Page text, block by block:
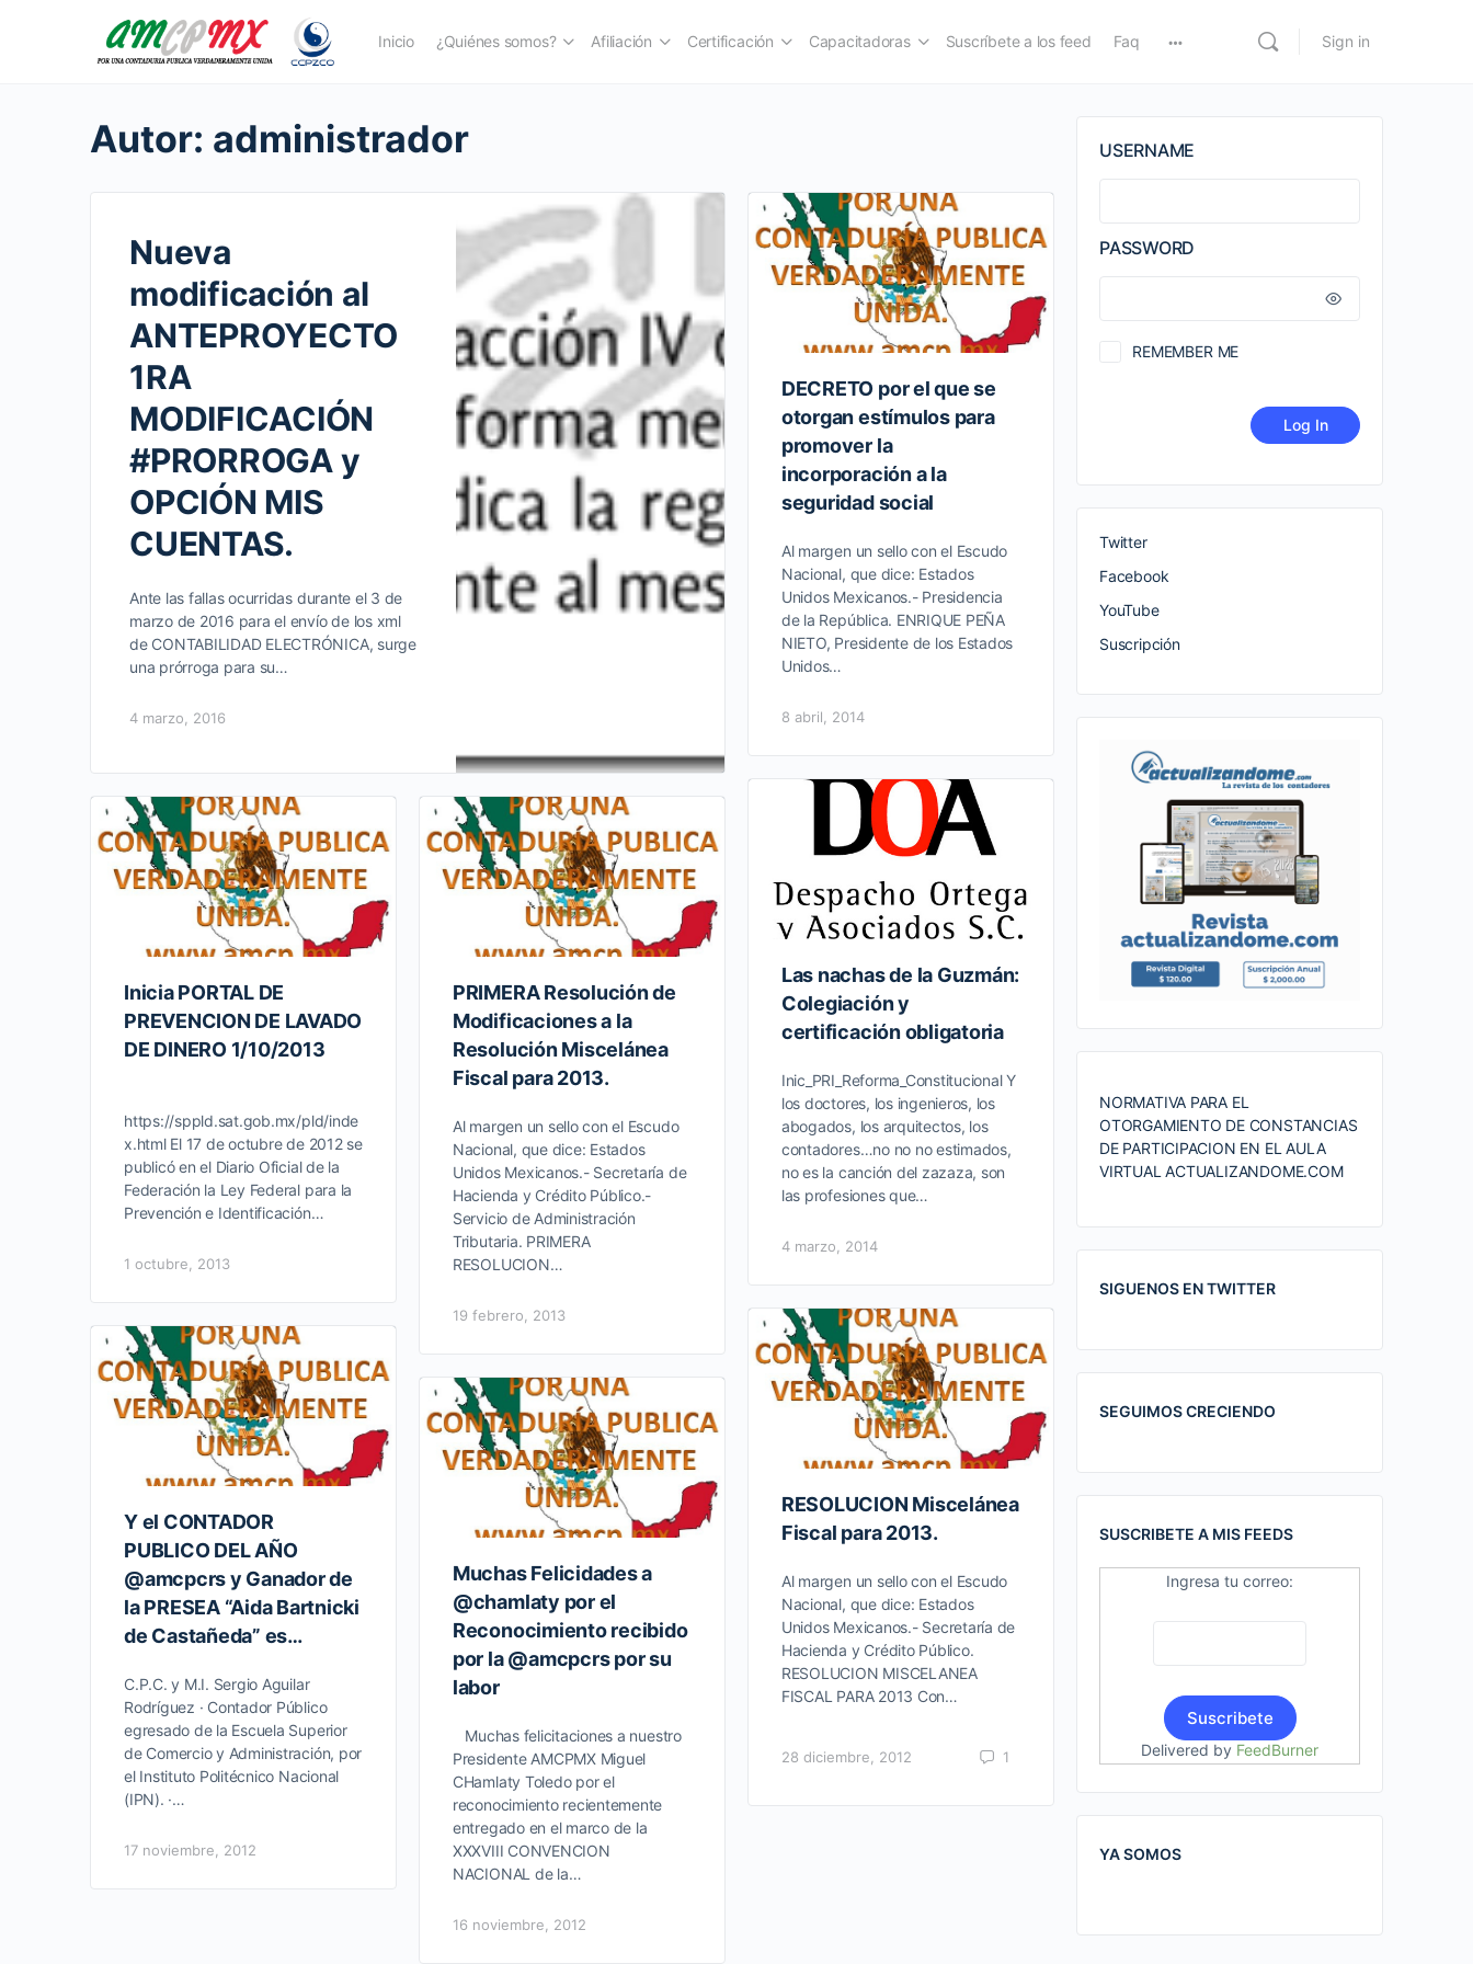
Inicio ¿Quiénes somos? Afiliación Certificación Capacitadoras Suscríbete a los feed Faq Sign in
Autor: administrador
Nueva
modificación al
ANTEPROYECTO
1RA
MODIFICACIÓN
#PRORROGA y
OPCIÓN MIS
CUENTAS.
Ante las fallas ocurridas durante el 3 de
marzo de 2016 para el envío de los xml
de CONTABILIDAD ELECTRÓNICA, surge
una prórroga para su…
4 marzo, 2016
DECRETO por el que se
otorgan estímulos para
promover la
incorporación a la
seguridad social
Al margen un sello con el Escudo
Nacional, que dice: Estados
Unidos Mexicanos.- Presidencia
de la República. ENRIQUE PEÑA
NIETO, Presidente de los Estados
Unidos…
8 abril, 2014
Las nachas de la Guzmán:
Colegiación y
certificación obligatoria
Inic_PRI_Reforma_Constitucional Y
los doctores, los ingenieros, los
abogados, los arquitectos, los
contadores…no no no estimados,
no es la canción del zazaza, son
las profesiones que…
4 marzo, 2014
Inicia PORTAL DE
PREVENCION DE LAVADO
DE DINERO 1/10/2013
https://sppld.sat.gob.mx/pld/inde
x.html El 17 de octubre de 2012 se
publicó en el Diario Oficial de la
Federación la Ley Federal para la
Prevención e Identificación…
1 octubre, 2013
PRIMERA Resolución de
Modificaciones a la
Resolución Miscelánea
Fiscal para 2013.
Al margen un sello con el Escudo
Nacional, que dice: Estados
Unidos Mexicanos.- Secretaría de
Hacienda y Crédito Público.-
Servicio de Administración
Tributaria. PRIMERA
RESOLUCION…
19 febrero, 2013
RESOLUCION Miscelánea
Fiscal para 2013.
Al margen un sello con el Escudo
Nacional, que dice: Estados
Unidos Mexicanos.- Secretaría de
Hacienda y Crédito Público.
RESOLUCION MISCELANEA
FISCAL PARA 2013 Con…
28 diciembre, 2012 1
Y el CONTADOR
PUBLICO DEL AÑO
@amcpcrs y Ganador de
la PRESEA “Aida Bartnicki
de Castañeda” es…
C.P.C. y M.I. Sergio Aguilar
Rodríguez · Contador Público
egresado de la Escuela Superior
de Comercio y Administración, por
el Instituto Politécnico Nacional
(IPN). ·…
17 noviembre, 2012
Muchas Felicidades a
@chamlaty por el
Reconocimiento recibido
por la @amcpcrs por su
labor
Muchas felicitaciones a nuestro
Presidente AMCPMX Miguel
CHamlaty Toledo por el
reconocimiento recientemente
entregado en el marco de la
XXXVIII CONVENCION
NACIONAL de la…
16 noviembre, 2012
USERNAME
PASSWORD
REMEMBER ME
Twitter
Facebook
YouTube
Suscripción
NORMATIVA PARA EL
OTORGAMIENTO DE CONSTANCIAS
DE PARTICIPACION EN EL AULA
VIRTUAL ACTUALIZANDOME.COM
SIGUENOS EN TWITTER
SEGUIMOS CRECIENDO
SUSCRIBETE A MIS FEEDS
Ingresa tu correo:
Delivered by FeedBurner
YA SOMOS